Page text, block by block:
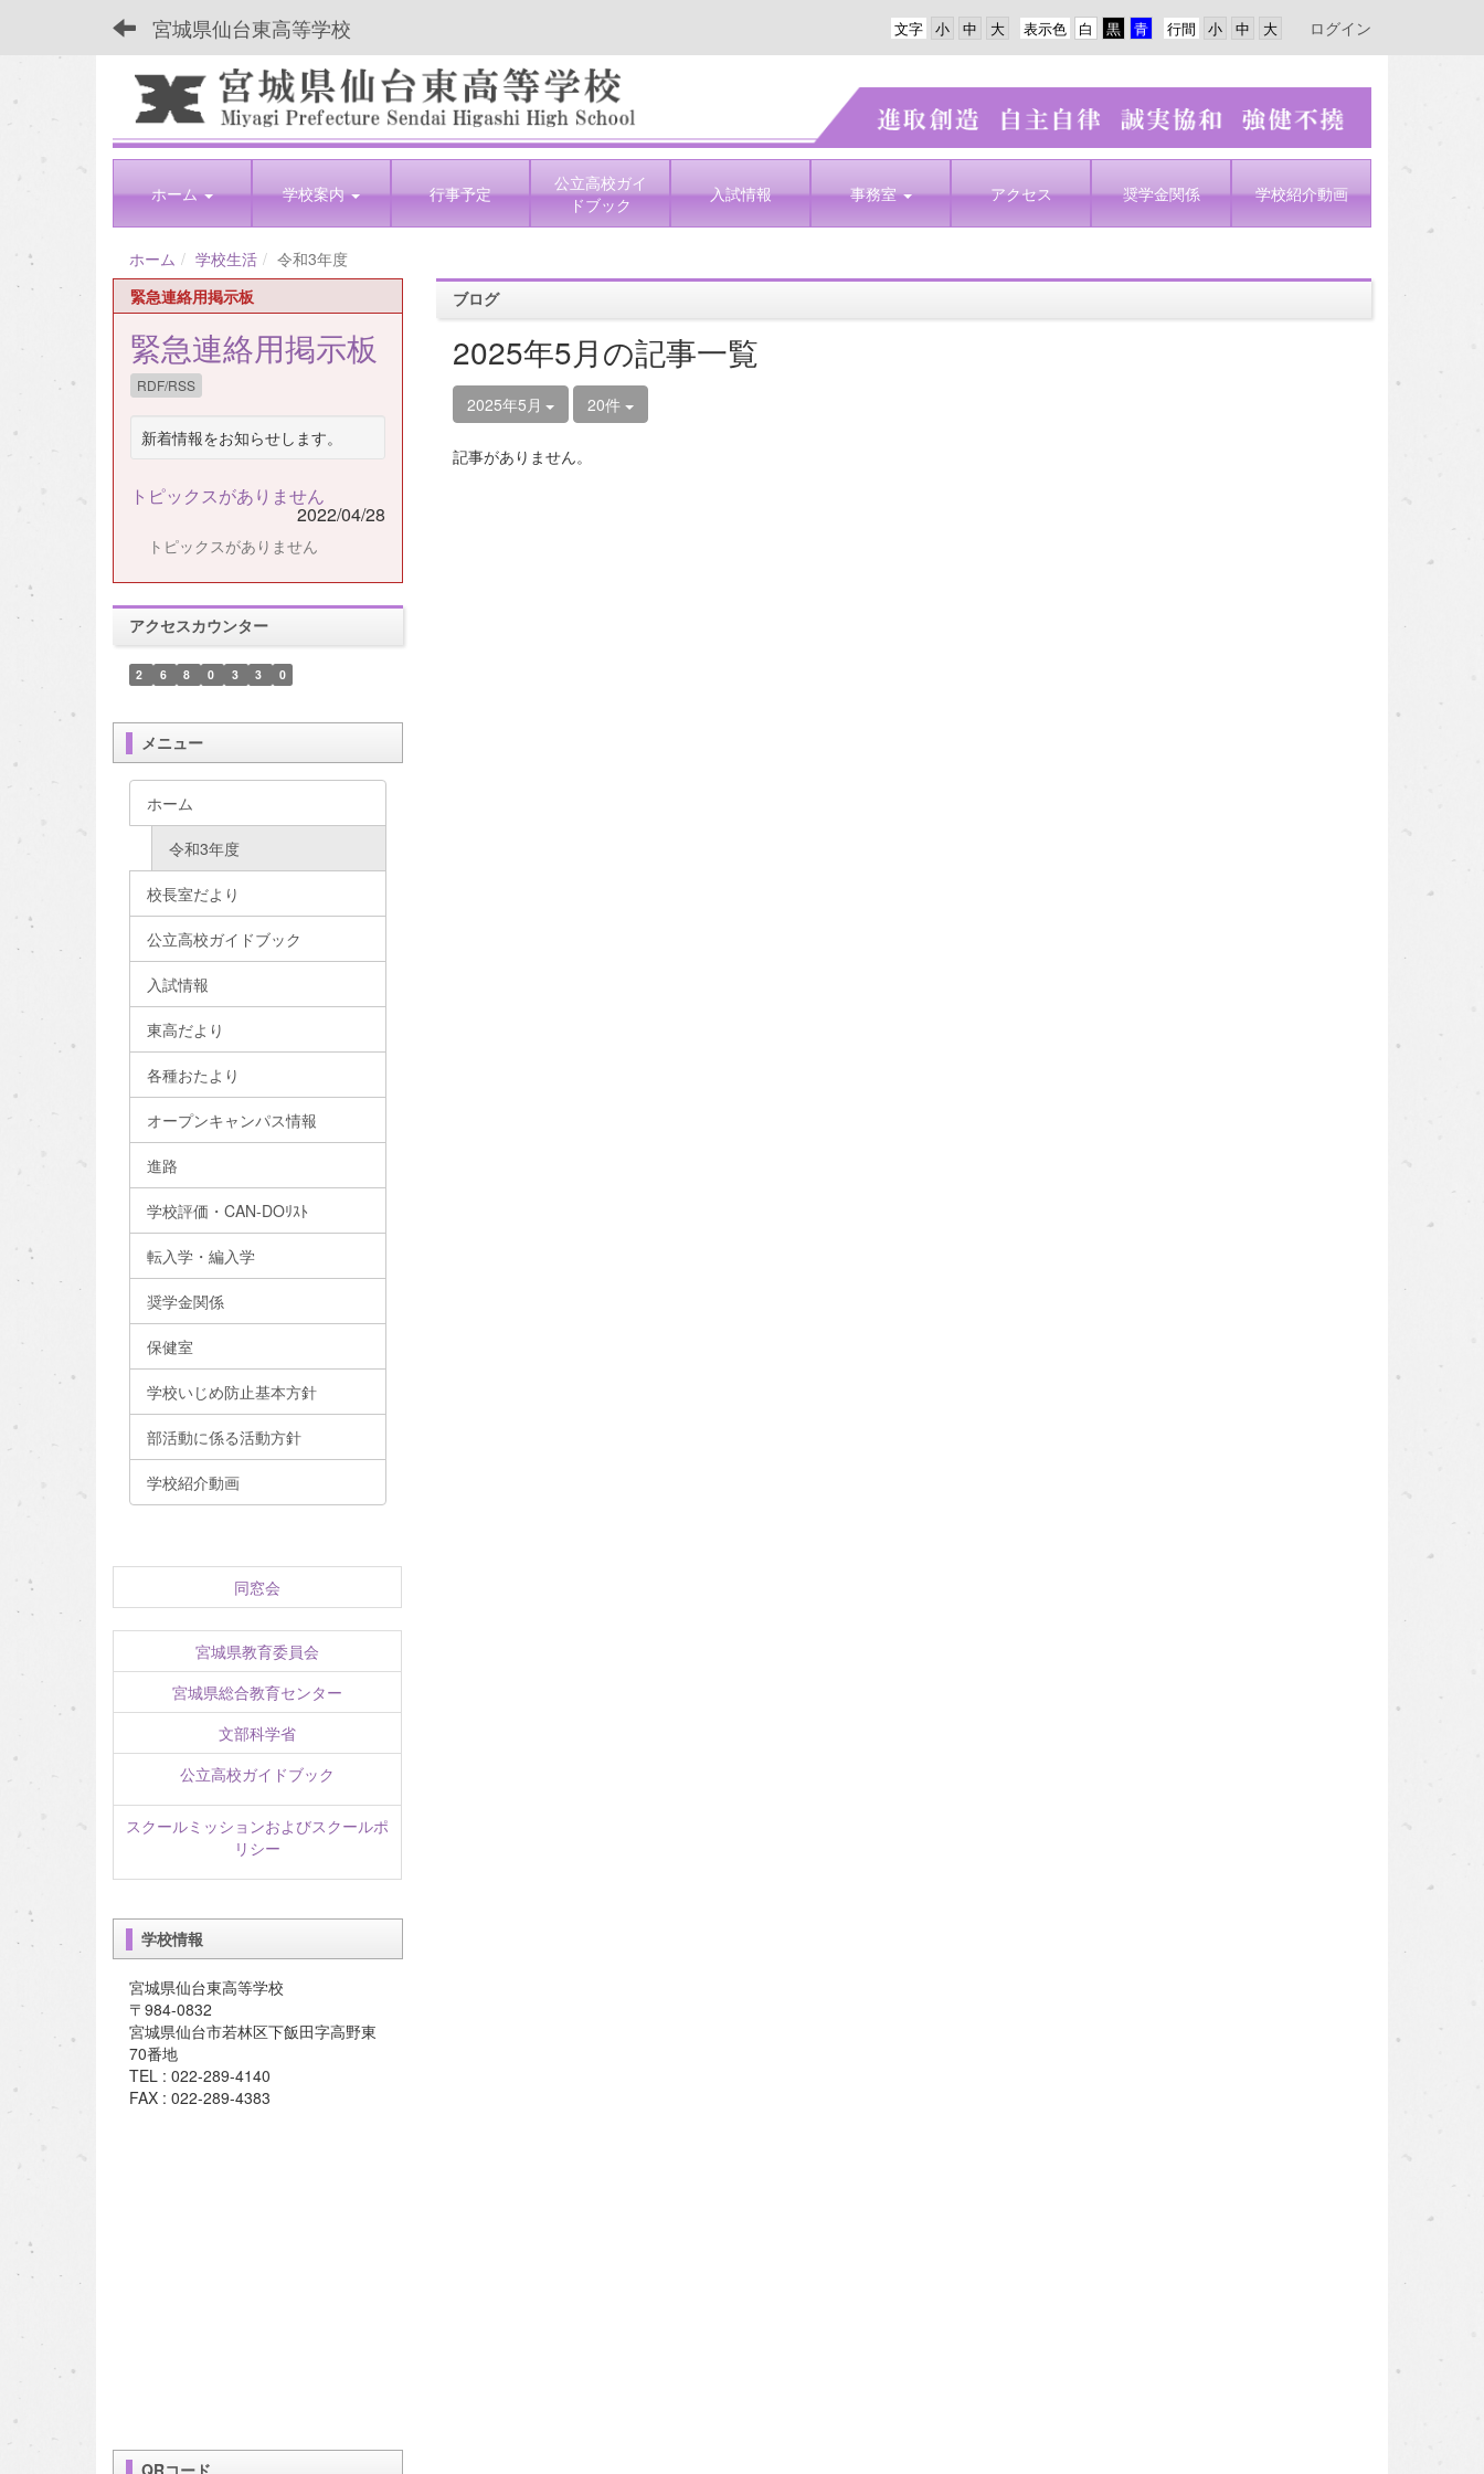
宮城県仙台東高等学校 行間
表示色
文字 ログイン
ホーム 学校案内 行事予定
公立高校ガイ
ドブック
入試情報 事務室 アクセス 奨学金関係 学校紹介動画
ホーム 学校生活
令和3年度
ブログ
2025年5月の記事一覧
2025年5月 20件
記事がありません。
緊急連絡用掲示板
緊急連絡用掲示板
RDF/RSS
新着情報をお知らせします。
トピックスがありません
2022/04/28
トピックスがありません
アクセスカウンター
2 6 8 0 3 3 0
メニュー
ホーム
令和3年度
校長室だより
公立高校ガイドブック
入試情報
東高だより
各種おたより
オープンキャンパス情報
進路
学校評価・CAN-DOﾘｽﾄ
転入学・編入学
奨学金関係
保健室
学校いじめ防止基本方針
部活動に係る活動方針
学校紹介動画
同窓会
宮城県教育委員会
宮城県総合教育センター
文部科学省
公立高校ガイドブック
スクールミッションおよびスクールポ
リシー
学校情報
宮城県仙台東高等学校
〒984-0832
宮城県仙台市若林区下飯田字高野東
70番地
TEL : 022-289-4140
FAX : 022-289-4383
QRコード